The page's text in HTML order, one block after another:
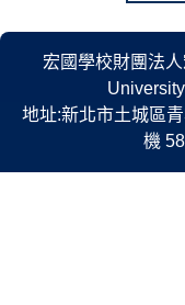
宏國學校財團法
地址:新北市土城區
機